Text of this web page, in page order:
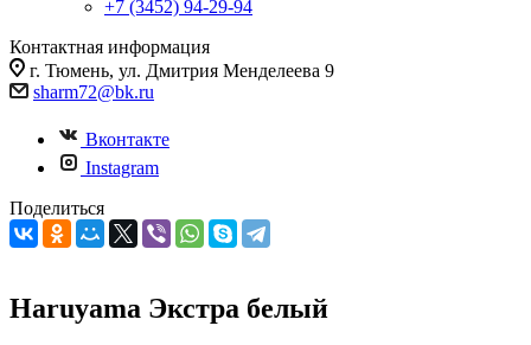
+7 (3452) 94-29-94
Контактная информация
г. Тюмень, ул. Дмитрия Менделеева 9
sharm72@bk.ru
Вконтакте
Instagram
Поделиться
Haruyama Экстра белый